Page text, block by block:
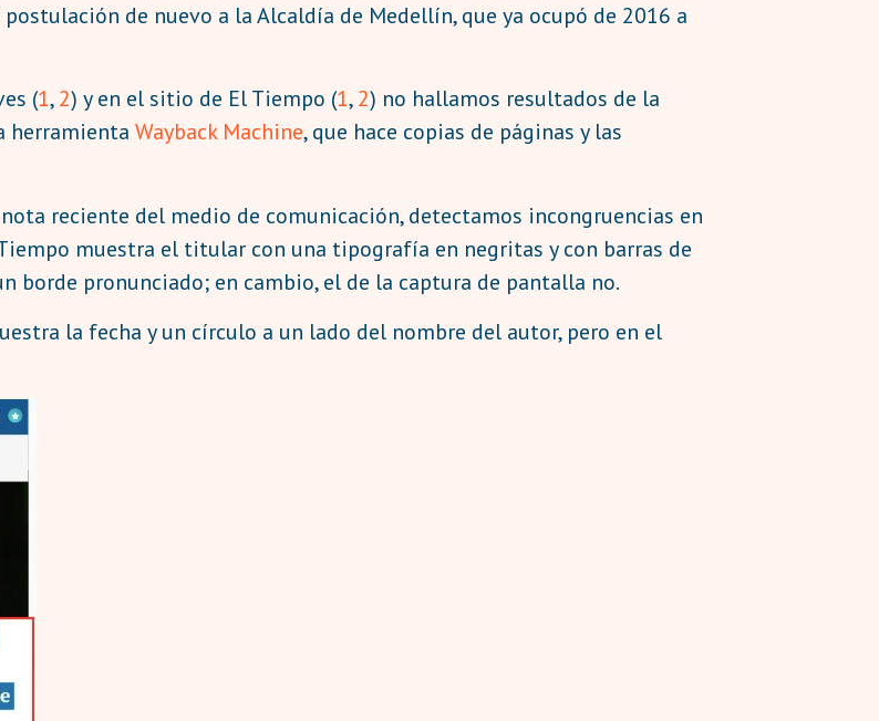
postulación de nuevo a la Alcaldía de Medellín, que ya ocupó de 2016 a
(1,2) y en el sitio de El Tiempo (1,2) no hallamos resultados de la
herramienta Wayback Machine, que hace copias de páginas y las
reciente del medio de comunicación, detectamos incongruencias en
muestra el titular con una tipografía en negritas y con barras de
borde pronunciado; en cambio, el de la captura de pantalla no.
la fecha y un círculo a un lado del nombre del autor, pero en el